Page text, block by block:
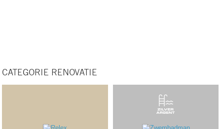
CATEGORIE RENOVATIE